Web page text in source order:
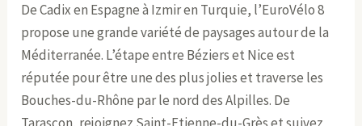
De Cadix en Espagne à Izmir en Turquie, l’EuroVélo 8
propose une grande variété de paysages autour de la
Méditerranée. L’étape entre Béziers et Nice est
réputée pour être une des plus jolies et traverse les
Bouches-du-Rhône par le nord des Alpilles. De